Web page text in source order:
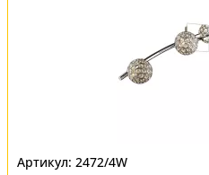
2472/4W